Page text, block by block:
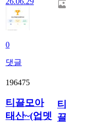
0
댓글
196475
티끌모아
태산~(업뎃
티
끌